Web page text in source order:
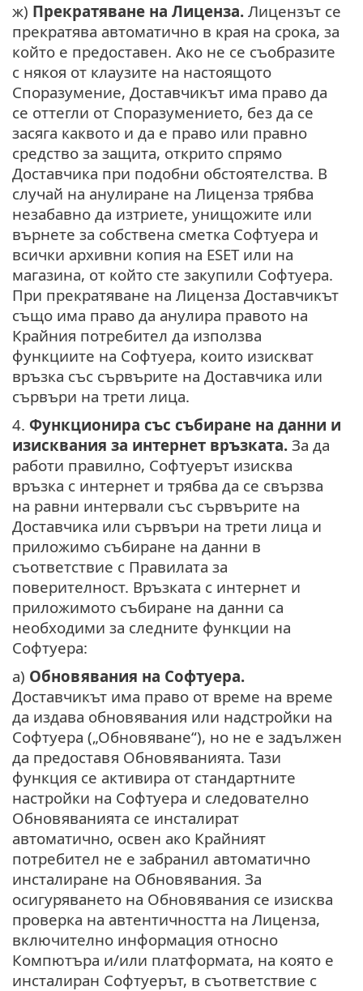
ж) Прекратяване на Лиценза. Лицензът се
прекратява автоматично в края на срока, за
който е предоставен. Ако не се съобразите
с някоя от клаузите на настоящото
Споразумение, Доставчикът има право да
се оттегли от Споразумението, без да се
засяга каквото и да е право или правно
средство за защита, открито спрямо
Доставчика при подобни обстоятелства. В
случай на анулиране на Лиценза трябва
незабавно да изтриете, унищожите или
върнете за собствена сметка Софтуера и
всички архивни копия на ESET или на
магазина, от който сте закупили Софтуера.
При прекратяване на Лиценза Доставчикът
също има право да анулира правото на
Крайния потребител да използва
функциите на Софтуера, които изискват
връзка със сървърите на Доставчика или
сървъри на трети лица.
4. Функционира със събиране на данни и
изисквания за интернет връзката. За да
работи правилно, Софтуерът изисква
връзка с интернет и трябва да се свързва
на равни интервали със сървърите на
Доставчика или сървъри на трети лица и
приложимо събиране на данни в
съответствие с Правилата за
поверителност. Връзката с интернет и
приложимото събиране на данни са
необходими за следните функции на
Софтуера:
a) Обновявания на Софтуера.
Доставчикът има право от време на време
да издава обновявания или надстройки на
Софтуера („Обновяване“), но не е задължен
да предоставя Обновяванията. Тази
функция се активира от стандартните
настройки на Софтуера и следователно
Обновяванията се инсталират
автоматично, освен ако Крайният
потребител не е забранил автоматично
инсталиране на Обновявания. За
осигуряването на Обновявания се изисква
проверка на автентичността на Лиценза,
включително информация относно
Компютъра и/или платформата, на която е
инсталиран Софтуерът, в съответствие с